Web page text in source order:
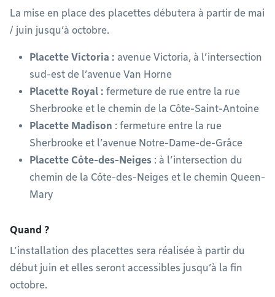
La mise en place des placettes débutera à partir de mai
/ juin jusqu’à octobre.
Placette Victoria : avenue Victoria, à l’intersection
sud-est de l’avenue Van Horne
Placette Royal : fermeture de rue entre la rue
Sherbrooke et le chemin de la Côte-Saint-Antoine
Placette Madison : fermeture entre la rue
Sherbrooke et l’avenue Notre-Dame-de-Grâce
Placette Côte-des-Neiges : à l’intersection du
chemin de la Côte-des-Neiges et le chemin Queen-
Mary
Quand ?
L’installation des placettes sera réalisée à partir du
début juin et elles seront accessibles jusqu’à la fin
octobre.